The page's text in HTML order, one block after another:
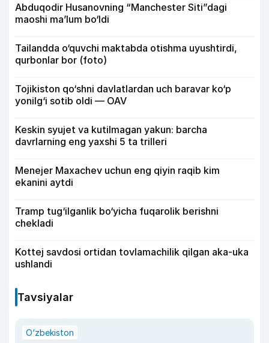
Abduqodir Husanovning “Manchester Siti”dagi
maoshi ma’lum bo‘ldi
Tailandda o‘quvchi maktabda otishma uyushtirdi,
qurbonlar bor (foto)
Tojikiston qo‘shni davlatlardan uch baravar ko‘p
yonilg‘i sotib oldi — OAV
Keskin syujet va kutilmagan yakun: barcha
davrlarning eng yaxshi 5 ta trilleri
Menejer Maxachev uchun eng qiyin raqib kim
ekanini aytdi
Tramp tug‘ilganlik bo‘yicha fuqarolik berishni
chekladi
Kottej savdosi ortidan tovlamachilik qilgan aka-uka
ushlandi
Tavsiyalar
O‘zbekiston